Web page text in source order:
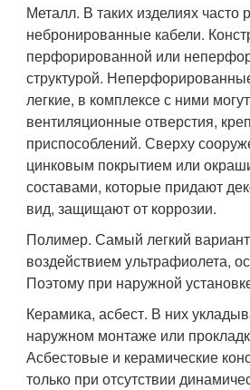
Металл. В таких изделиях
небронированные кабели.
перфорированной или
структурой.
легкие, в комплексе с ними
вентиляционные отверстия,
приспособлений. Сверху
цинковым покрытием или
составами, которые придают
вид, защищают от коррозии.
Полимер. Самый легкий
воздействием ультрафиолета,
Поэтому при наружной
Керамика, асбест. В них
наружном монтаже или
Асбестовые и керамические
только при отсутствии